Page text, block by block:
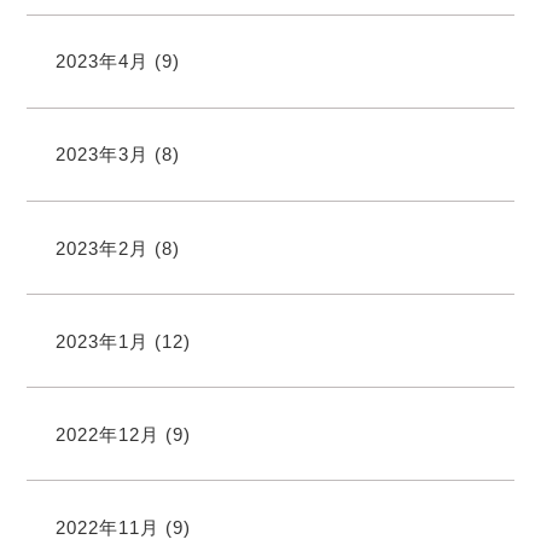
2023年4月 (9)
2023年3月 (8)
2023年2月 (8)
2023年1月 (12)
2022年12月 (9)
2022年11月 (9)